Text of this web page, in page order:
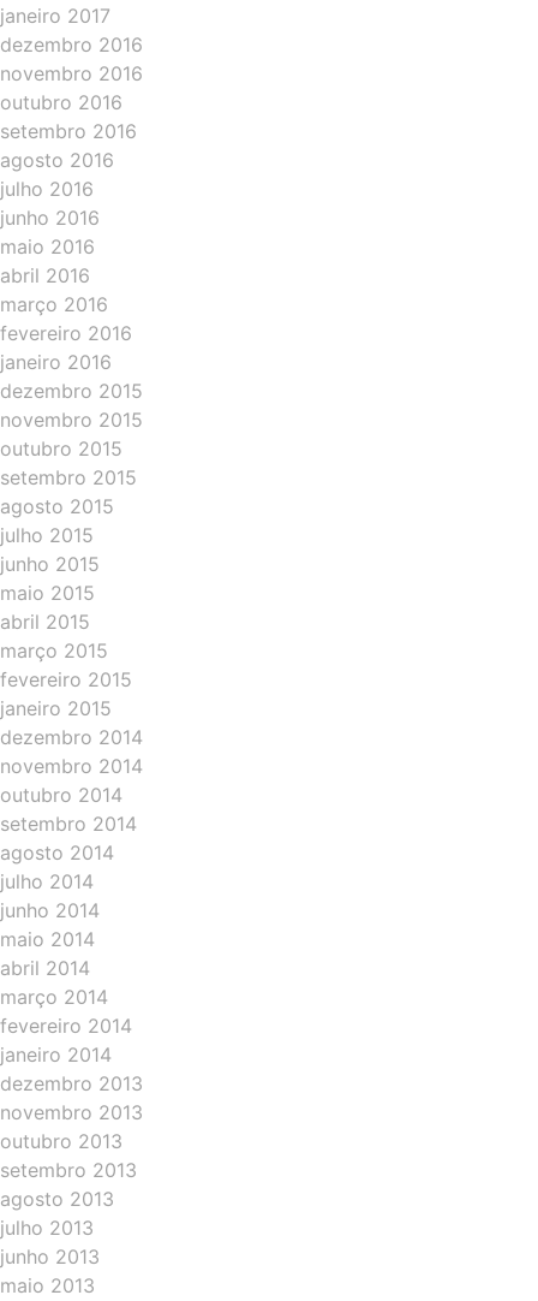
janeiro 2017
dezembro 2016
novembro 2016
outubro 2016
setembro 2016
agosto 2016
julho 2016
junho 2016
maio 2016
abril 2016
março 2016
fevereiro 2016
janeiro 2016
dezembro 2015
novembro 2015
outubro 2015
setembro 2015
agosto 2015
julho 2015
junho 2015
maio 2015
abril 2015
março 2015
fevereiro 2015
janeiro 2015
dezembro 2014
novembro 2014
outubro 2014
setembro 2014
agosto 2014
julho 2014
junho 2014
maio 2014
abril 2014
março 2014
fevereiro 2014
janeiro 2014
dezembro 2013
novembro 2013
outubro 2013
setembro 2013
agosto 2013
julho 2013
junho 2013
maio 2013